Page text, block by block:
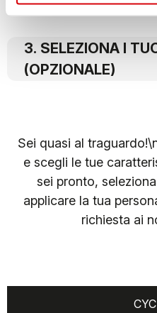
SELEZIONA I
(OPZIONALE)
Sei quasi al
e scegli le tue
sei pronto,
applicare la tua
richiesta ai